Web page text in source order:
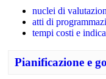
nuclei di
atti di
tempi costi e
Pianificazione e